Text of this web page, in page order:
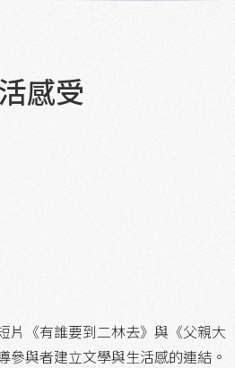
感受
片《有誰要到二林去》與《父親大
與者建立文學與生活感的連結。